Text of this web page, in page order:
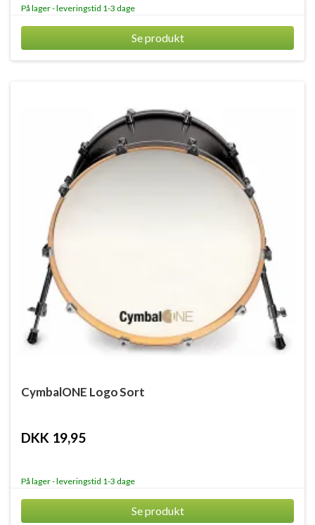
På lager - leveringstid 1-3 dage
Se produkt
CymbalONE Logo Sort
DKK 19,95
På lager - leveringstid 1-3 dage
Se produkt